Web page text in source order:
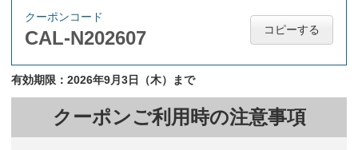
クーポンコード
CAL-N202607 コピーする
有効期限：2026年9月3日（木）まで
クーポンご利用時の注意事項